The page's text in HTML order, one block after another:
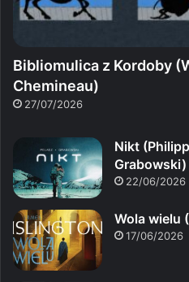
Bibliomulica z Kordoby
Chemineau)
27/07/2026
Nikt
Grabowski)
22/06/2026
Wola wielu
17/06/2026